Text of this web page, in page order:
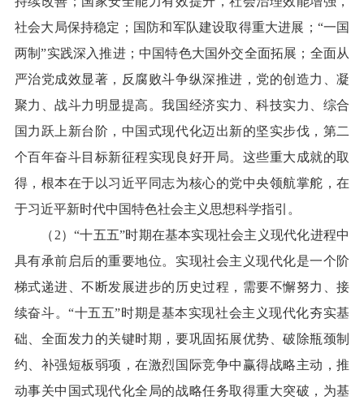
社会大局保持稳定；国防和军队建设取得重大进展；“一国
两制”实践深入推进；中国特色大国外交全面拓展；全面从
严治党成效显著，反腐败斗争纵深推进，党的创造力、凝
聚力、战斗力明显提高。我国经济实力、科技实力、综合
国力跃上新台阶，中国式现代化迈出新的坚实步伐，第二
个百年奋斗目标新征程实现良好开局。这些重大成就的取
得，根本在于以习近平同志为核心的党中央领航掌舵，在
于习近平新时代中国特色社会主义思想科学指引。
（2）“十五五”时期在基本实现社会主义现代化进程中
具有承前启后的重要地位。实现社会主义现代化是一个阶
梯式递进、不断发展进步的历史过程，需要不懈努力、接
续奋斗。“十五五”时期是基本实现社会主义现代化夯实基
础、全面发力的关键时期，要巩固拓展优势、破除瓶颈制
约、补强短板弱项，在激烈国际竞争中赢得战略主动，推
动事关中国式现代化全局的战略任务取得重大突破，为基